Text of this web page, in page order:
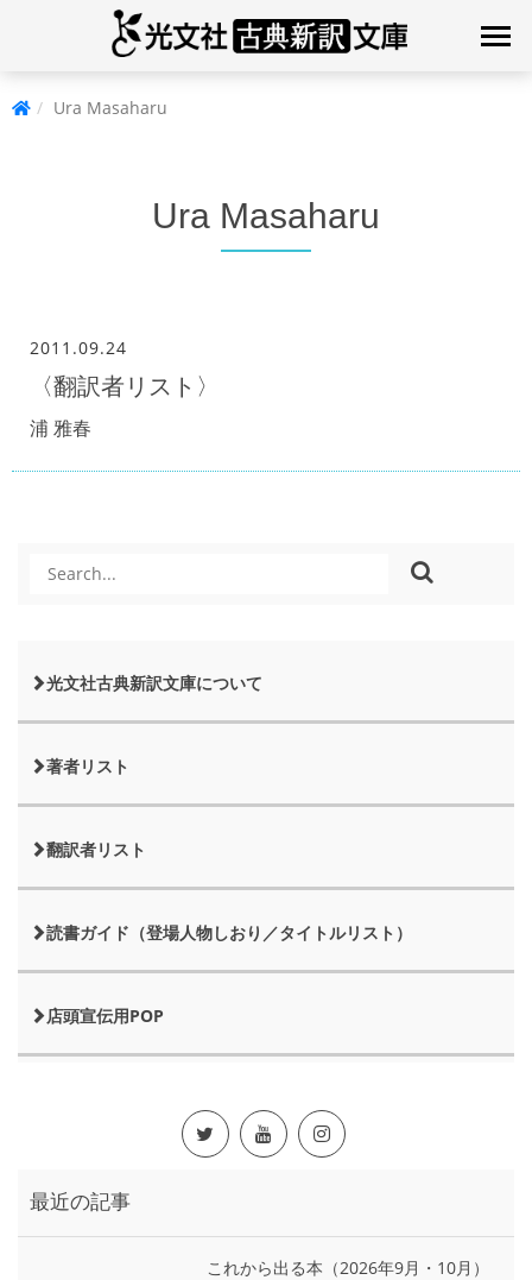
Ura Masaharu
Ura Masaharu
2011.09.24
〈翻訳者リスト〉
浦 雅春
光文社古典新訳文庫について
著者リスト
翻訳者リスト
読書ガイド（登場人物しおり／タイトルリスト）
店頭宣伝用POP
最近の記事
これから出る本（2026年9月・10月）